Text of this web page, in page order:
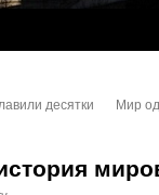
десятки
Мир